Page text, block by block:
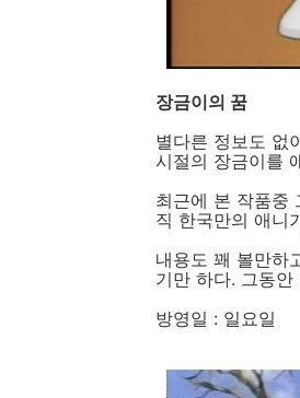
장금이의 꿈
별다른 정보도 없
시절의 장금이를
최근에 본 작품중
직 한국만의 애니
내용도 꽤 볼만하
기만 하다. 그동
방영일 : 일요일